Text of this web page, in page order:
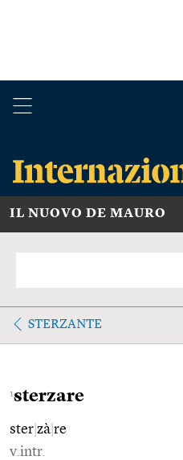
IL NUOVO DE MAURO
STERZANTE
1sterzare
ster zà re
v.intr.